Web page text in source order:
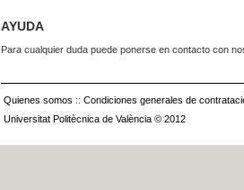
AYUDA
Para cualquier duda puede ponerse en contacto con
Quienes somos :: Condiciones generales de
Universitat Politècnica de València © 2012